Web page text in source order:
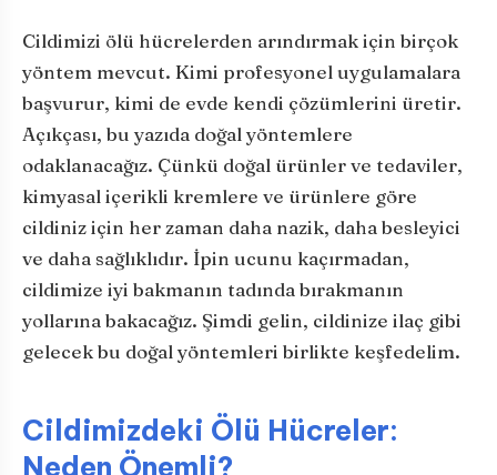
Cildimizi ölü hücrelerden arındırmak için birçok
yöntem mevcut. Kimi profesyonel uygulamalara
başvurur, kimi de evde kendi çözümlerini üretir.
Açıkçası, bu yazıda doğal yöntemlere
odaklanacağız. Çünkü doğal ürünler ve tedaviler,
kimyasal içerikli kremlere ve ürünlere göre
cildiniz için her zaman daha nazik, daha besleyici
ve daha sağlıklıdır. İpin ucunu kaçırmadan,
cildimize iyi bakmanın tadında bırakmanın
yollarına bakacağız. Şimdi gelin, cildinize ilaç gibi
gelecek bu doğal yöntemleri birlikte keşfedelim.
Cildimizdeki Ölü Hücreler:
Neden Önemli?